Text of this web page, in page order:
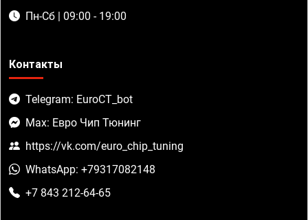
Пн-Сб | 09:00 - 19:00
Контакты
Telegram: EuroCT_bot
Max: Евро Чип Тюнинг
https://vk.com/euro_chip_tuning
WhatsApp: +79317082148
+7 843 212-64-65